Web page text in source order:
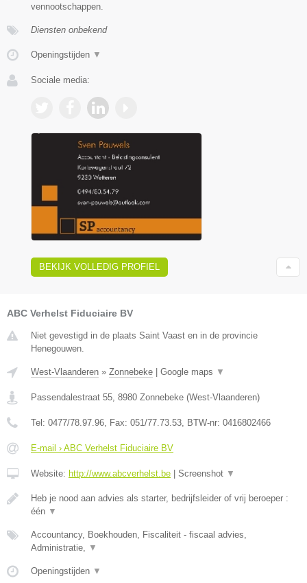
vennootschappen.
Diensten onbekend
Openingstijden ▼
Sociale media:
BEKIJK VOLLEDIG PROFIEL
ABC Verhelst Fiduciaire BV
Niet gevestigd in de plaats Saint Vaast en in de provincie
Henegouwen.
West-Vlaanderen » Zonnebeke | Google maps ▼
Passendalestraat 55 8980 Zonnebeke (West-Vlaanderen)
Tel: 0477/78.97.96 , Fax: 051/77.73.53 , BTW-nr: 0416802466
E-mail › ABC Verhelst Fiduciaire BV
Website: http://www.abcverhelst.be | Screenshot ▼
Heb je nood aan advies als starter, bedrijfsleider of vrij beroeper :
één ▼
Accountancy, Boekhouden, Fiscaliteit - fiscaal advies,
Administratie,
▼
Openingstijden ▼